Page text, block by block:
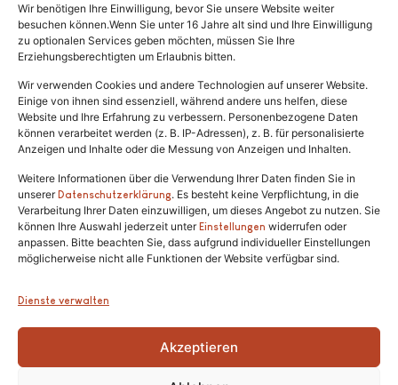
Wir benötigen Ihre Einwilligung, bevor Sie unsere Website weiter
besuchen können.Wenn Sie unter 16 Jahre alt sind und Ihre Einwilligung
zu optionalen Services geben möchten, müssen Sie Ihre
Erziehungsberechtigten um Erlaubnis bitten.
Wir verwenden Cookies und andere Technologien auf unserer Website.
Einige von ihnen sind essenziell, während andere uns helfen, diese
Website und Ihre Erfahrung zu verbessern. Personenbezogene Daten
können verarbeitet werden (z. B. IP-Adressen), z. B. für personalisierte
Anzeigen und Inhalte oder die Messung von Anzeigen und Inhalten.
Weitere Informationen über die Verwendung Ihrer Daten finden Sie in
unsererDatenschutzerklärung. Es besteht keine Verpflichtung, in die
Verarbeitung Ihrer Daten einzuwilligen, um dieses Angebot zu nutzen. Sie
können Ihre Auswahl jederzeit unterEinstellungen widerrufen oder
anpassen. Bitte beachten Sie, dass aufgrund individueller Einstellungen
möglicherweise nicht alle Funktionen der Website verfügbar sind.
Dienste verwalten
Akzeptieren
Rechtliches
Impressum
Datenschutz
Satzung
Tel.:(02646) 915928
info@katzenschutzfreunde.de
Im Brandenfeld 22
53426 Schalkenbach